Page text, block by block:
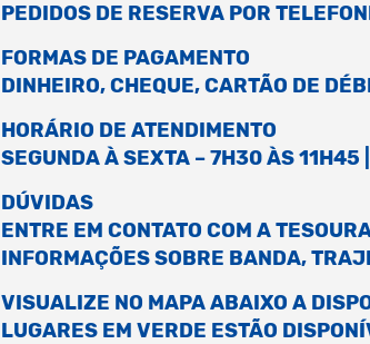
PEDIDOS DE RESERVA POR
FORMAS DE PAGAMENTO
DINHEIRO, CHEQUE, CARTÃO DE
HORÁRIO DE ATENDIMENTO
SEGUNDA À SEXTA – 7H30 ÀS
DÚVIDAS
ENTRE EM CONTATO COM A
INFORMAÇÕES SOBRE BANDA,
VISUALIZE NO MAPA ABAIXO A
LUGARES EM VERDE ESTÃO